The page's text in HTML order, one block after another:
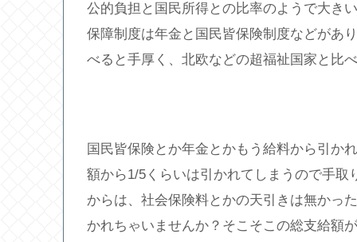
公的負担と国民所得との比率のようで大き
保障制度は年金と国民皆保険制度などがあ
べると手厚く、北欧などの超福祉国家と比
国民皆保険とか年金とかもう給料から引か
額から1/5くらいは引かれてしまうので手
からは、社会保険料とかの天引きは無かっ
かれちゃいませんか？そこそこの総支給額